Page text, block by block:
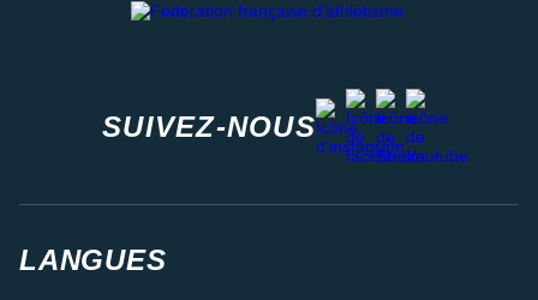
SUIVEZ-NOUS
instagram
facebook
stravayoutube
LANGUES